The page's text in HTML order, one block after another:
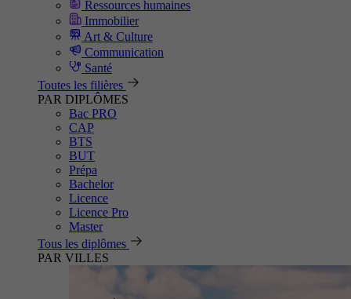
Ressources humaines
Immobilier
Art & Culture
Communication
Santé
Toutes les filières
PAR DIPLÔMES
Bac PRO
CAP
BTS
BUT
Prépa
Bachelor
Licence
Licence Pro
Master
Tous les diplômes
PAR VILLES